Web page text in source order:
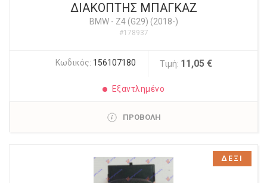
ΔΙΑΚΟΠΤΗΣ ΜΠΑΓΚΑΖ
BMW- Z4 (G29) (2018-)
#178937
Κωδικός: 156107180 Τιμή: 11,05 €
Εξαντλημένο
ΠΡΟΒΟΛΗ
ΔΕΞΙ